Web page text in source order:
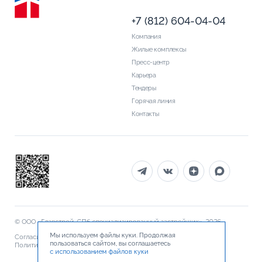
Компания
Жилые комплексы
Пресс-центр
Карьера
Тендеры
Горячая линия
Контакты
+7 (812) 604-04-04
© ООО «Главстрой-СПб специализированный застройщик», 2026
Согласие на обработку персональных данных
Политика обработки персональных данных
Документы
Мы используем файлы куки. Продолжая
пользоваться сайтом, вы соглашаетесь
с использованием файлов куки